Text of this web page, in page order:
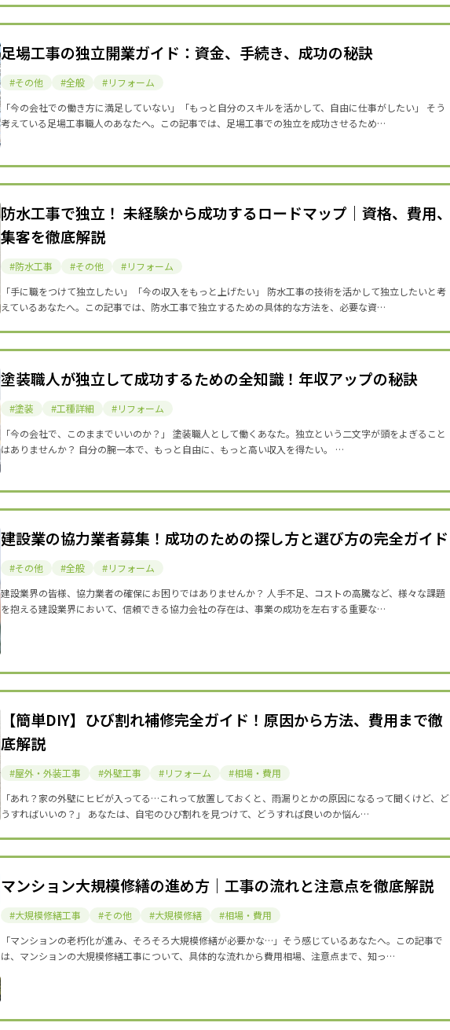
足場工事の独立開業ガイド：資金、手続き、成功の秘訣
その他 全般
リフォーム
「今の会社での働き方に満足していない」「もっと自分のスキルを活かして、自由に仕事がしたい」 そう
考えている足場工事職人のあなたへ。この記事では、足場工事での独立を成功させるため…
防水工事で独立！ 未経験から成功するロードマップ｜資格、費用、
集客を徹底解説
防水工事 その他
リフォーム
「手に職をつけて独立したい」「今の収入をもっと上げたい」 防水工事の技術を活かして独立したいと考
えているあなたへ。この記事では、防水工事で独立するための具体的な方法を、必要な資…
塗装職人が独立して成功するための全知識！年収アップの秘訣
塗装 工種詳細
リフォーム
「今の会社で、このままでいいのか？」 塗装職人として働くあなた。独立という二文字が頭をよぎること
はありませんか？ 自分の腕一本で、もっと自由に、もっと高い収入を得たい。 …
建設業の協力業者募集！成功のための探し方と選び方の完全ガイド
その他 全般
リフォーム
建設業界の皆様、協力業者の確保にお困りではありませんか？ 人手不足、コストの高騰など、様々な課題
を抱える建設業界において、信頼できる協力会社の存在は、事業の成功を左右する重要な…
【簡単DIY】ひび割れ補修完全ガイド！原因から方法、費用まで徹
底解説
屋外・外装工事 外壁工事 リフォーム
相場・費用
「あれ？家の外壁にヒビが入ってる…これって放置しておくと、雨漏りとかの原因になるって聞くけど、ど
うすればいいの？」 あなたは、自宅のひび割れを見つけて、どうすれば良いのか悩ん…
マンション大規模修繕の進め方｜工事の流れと注意点を徹底解説
大規模修繕工事 その他 大規模修繕
相場・費用
「マンションの老朽化が進み、そろそろ大規模修繕が必要かな…」そう感じているあなたへ。この記事で
は、マンションの大規模修繕工事について、具体的な流れから費用相場、注意点まで、知っ…